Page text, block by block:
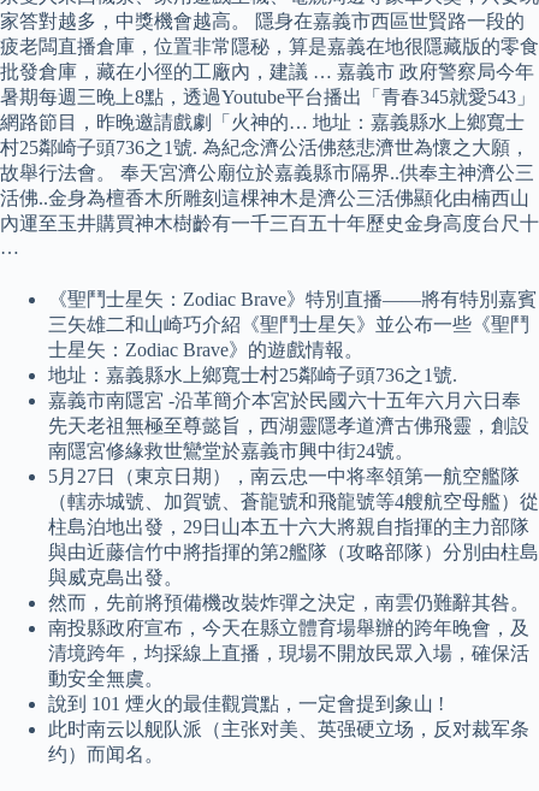
家答對越多，中獎機會越高。 隱身在嘉義市西區世賢路一段的
疲老闆直播倉庫，位置非常隱秘，算是嘉義在地很隱藏版的零食
批發倉庫，藏在小徑的工廠內，建議 … 嘉義市 政府警察局今年
暑期每週三晚上8點，透過Youtube平台播出「青春345就愛543」
網路節目，昨晚邀請戲劇「火神的… 地址：嘉義縣水上鄉寬士
村25鄰崎子頭736之1號. 為紀念濟公活佛慈悲濟世為懷之大願，
故舉行法會。 奉天宮濟公廟位於嘉義縣市隔界..供奉主神濟公三
活佛..金身為檀香木所雕刻這棵神木是濟公三活佛顯化由楠西山
內運至玉井購買神木樹齡有一千三百五十年歷史金身高度台尺十
…
《聖鬥士星矢：Zodiac Brave》特別直播——將有特別嘉賓
三矢雄二和山崎巧介紹《聖鬥士星矢》並公布一些《聖鬥
士星矢：Zodiac Brave》的遊戲情報。
地址：嘉義縣水上鄉寬士村25鄰崎子頭736之1號.
嘉義市南隱宮 -沿革簡介本宮於民國六十五年六月六日奉
先天老祖無極至尊懿旨，西湖靈隱孝道濟古佛飛靈，創設
南隱宮修緣救世鸞堂於嘉義市興中街24號。
5月27日（東京日期），南云忠一中将率領第一航空艦隊
（轄赤城號、加賀號、蒼龍號和飛龍號等4艘航空母艦）從
柱島泊地出發，29日山本五十六大將親自指揮的主力部隊
與由近藤信竹中將指揮的第2艦隊（攻略部隊）分別由柱島
與威克島出發。
然而，先前將預備機改裝炸彈之決定，南雲仍難辭其咎。
南投縣政府宣布，今天在縣立體育場舉辦的跨年晚會，及
清境跨年，均採線上直播，現場不開放民眾入場，確保活
動安全無虞。
說到 101 煙火的最佳觀賞點，一定會提到象山 !
此时南云以舰队派（主张对美、英强硬立场，反对裁军条
约）而闻名。